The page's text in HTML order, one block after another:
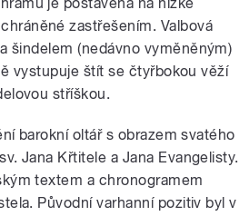
zastřešením. Valbová
šindelem (nedávno vyměněným)
vystupuje štít se čtyřbokou věží
stříškou.
barokní oltář s obrazem svatého
Jana Křtitele a Jana Evangelisty.
textem a chronogramem
Původní varhanní pozitiv byl v